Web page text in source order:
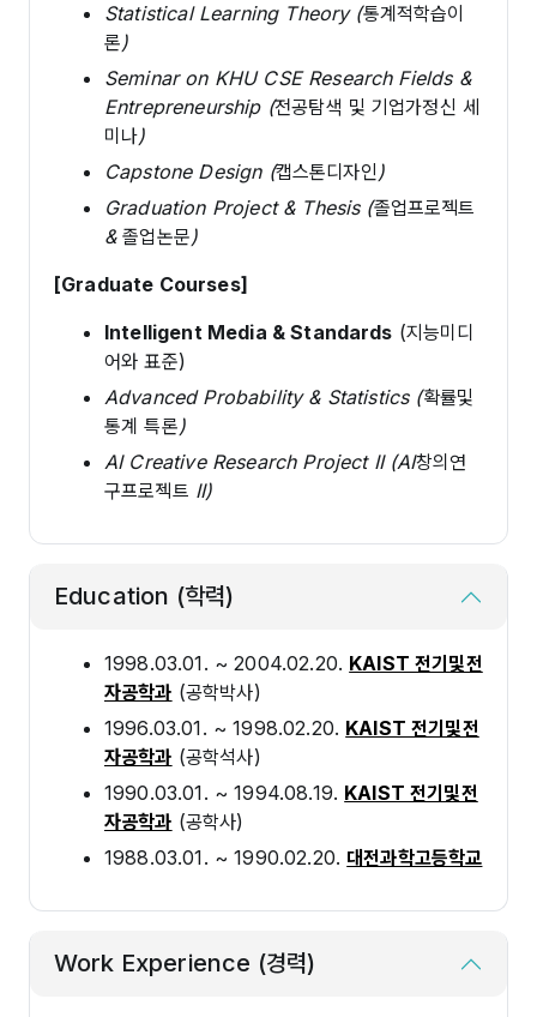
Statistical Learning Theory (통계적학습이
론)
Seminar on KHU CSE Research Fields &
Entrepreneurship (전공탐색 및 기업가정신 세
미나)
Capstone Design (캡스톤디자인)
Graduation Project & Thesis (졸업프로젝트
& 졸업논문)
[Graduate Courses]
Intelligent Media & Standards (지능미디
어와 표준)
Advanced Probability & Statistics (확률및
통계 특론)
AI Creative Research Project II (AI창의연
구프로젝트 II)
Education (학력)
1998.03.01. ~ 2004.02.20. KAIST 전기및전
자공학과 (공학박사)
1996.03.01. ~ 1998.02.20. KAIST 전기및전
자공학과 (공학석사)
1990.03.01. ~ 1994.08.19. KAIST 전기및전
자공학과 (공학사)
1988.03.01. ~ 1990.02.20. 대전과학고등학교
Work Experience (경력)